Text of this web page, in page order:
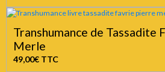
Transhumance de Tassadite
Merle
49,00€ TTC